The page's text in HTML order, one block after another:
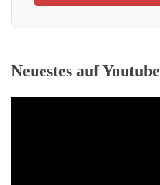
Neuestes auf Youtube